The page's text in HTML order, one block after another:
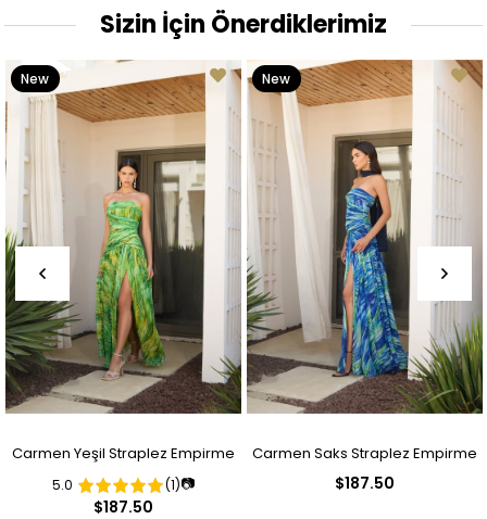
Sizin İçin Önerdiklerimiz
Carmen Yeşil Straplez Empirme
Abiye Elbise
5.0 (1)📷
$187.50
New
Item
Carmen Saks Straplez Empirme
$187.50
New
Item